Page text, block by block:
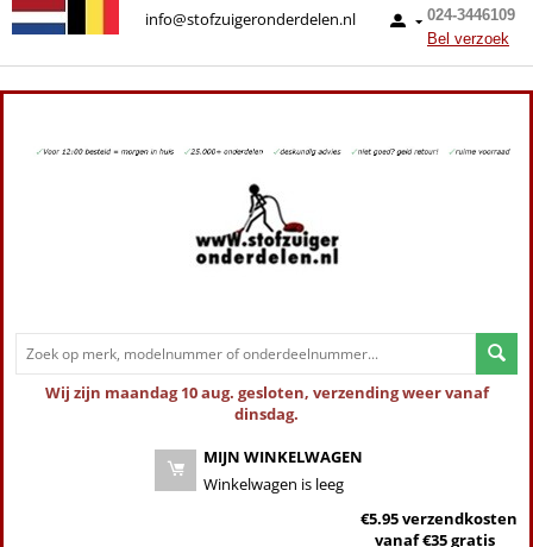
024-3446109
Bel verzoek
info@stofzuigeronderdelen.nl
Wij zijn maandag 10 aug. gesloten, verzending weer vanaf
dinsdag.
MIJN WINKELWAGEN
Winkelwagen is leeg
€5.95 verzendkosten
vanaf €35 gratis